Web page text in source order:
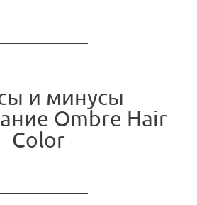
и минусы
Ombre Hair
Color